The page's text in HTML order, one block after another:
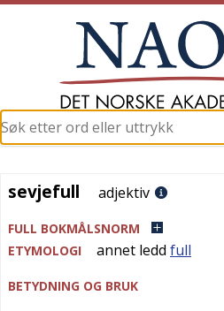
sevjefull
sevjefull adjektiv
FULL BOKMÅLSNORM
ETYMOLOGI
annet ledd full
BETYDNING OG BRUK